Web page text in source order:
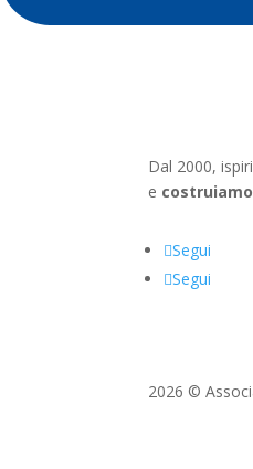
Dal 2000,
e
Segui
Segui
2026 ©